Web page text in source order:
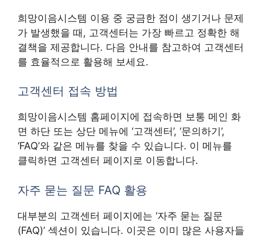
희망이음시스템 이용 중 궁금한 점이 생기거나 문제
가 발생했을 때, 고객센터는 가장 빠르고 정확한 해
결책을 제공합니다. 다음 안내를 참고하여 고객센터
를 효율적으로 활용해 보세요.
고객센터 접속 방법
희망이음시스템 홈페이지에 접속하면 보통 메인 화
면 하단 또는 상단 메뉴에 ‘고객센터’, ‘문의하기’,
‘FAQ’와 같은 메뉴를 찾을 수 있습니다. 이 메뉴를
클릭하면 고객센터 페이지로 이동합니다.
자주 묻는 질문 FAQ 활용
대부분의 고객센터 페이지에는 ‘자주 묻는 질문
(FAQ)’ 섹션이 있습니다. 이곳은 이미 많은 사용자들